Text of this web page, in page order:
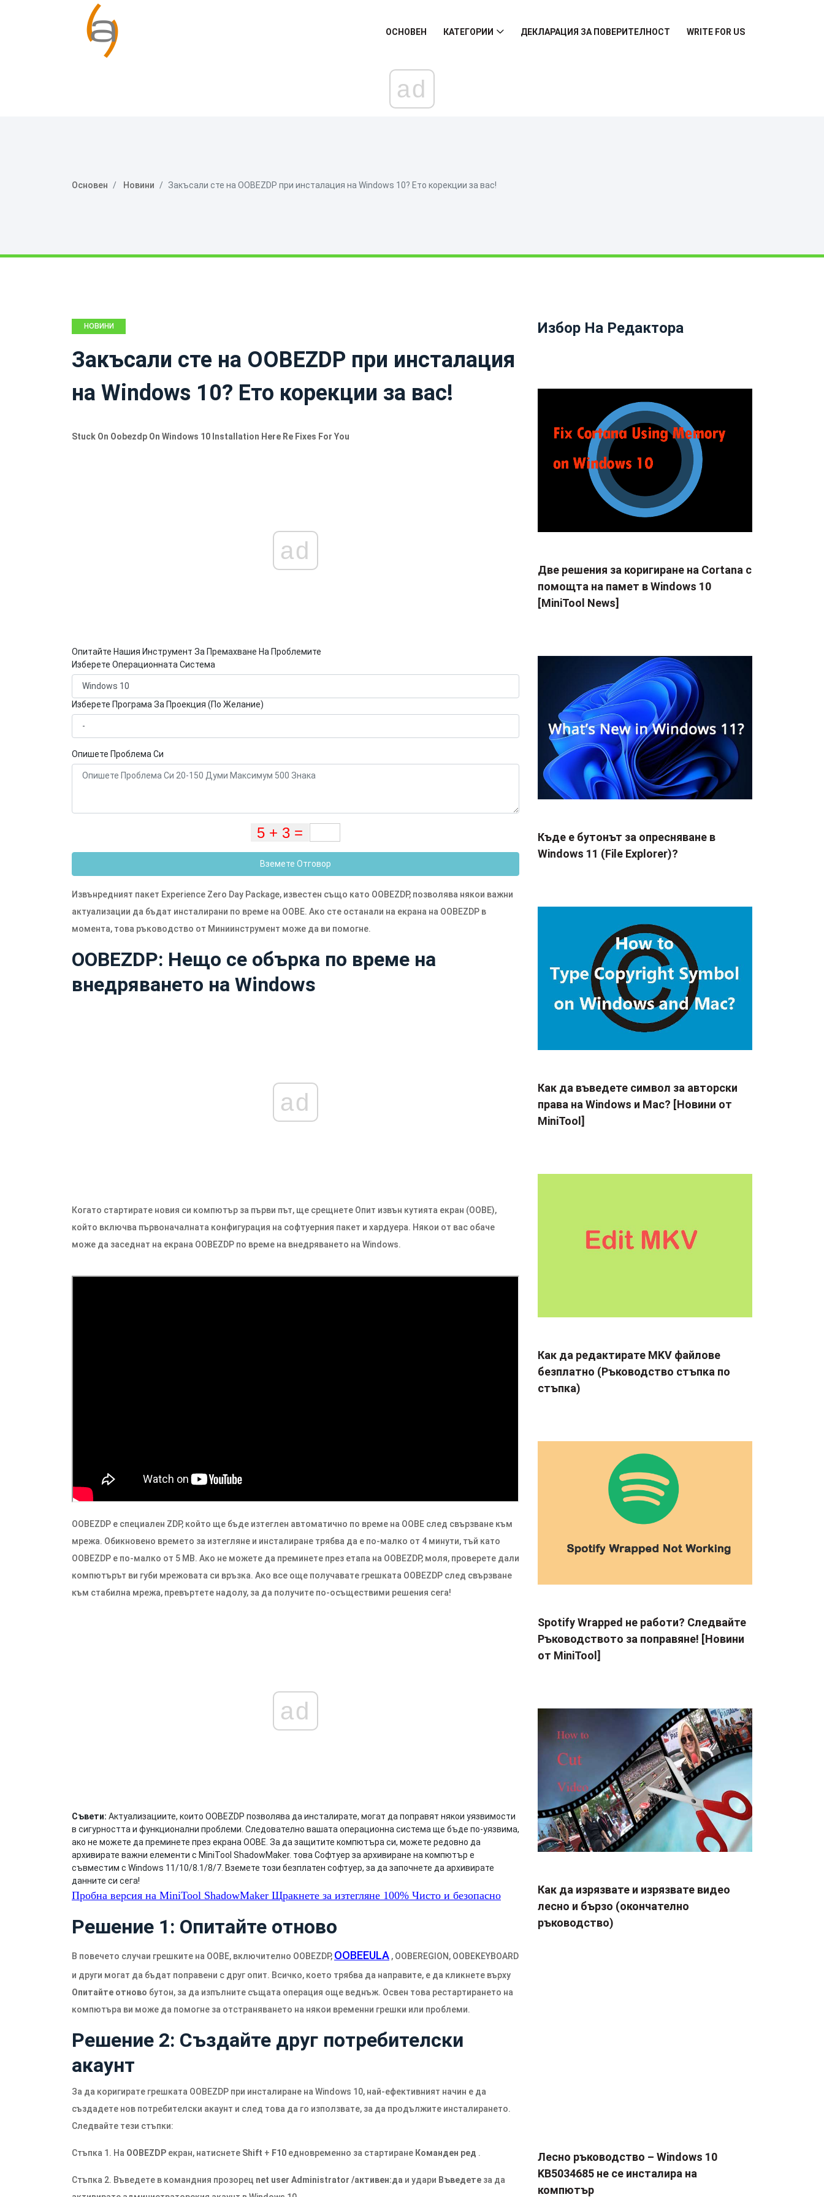
ОСНОВЕН КАТЕГОРИИ ДЕКЛАРАЦИЯ ЗА ПОВЕРИТЕЛНОСТ WRITE FOR US
ad
Основен Новини Закъсали сте на OOBEZDP при инсталация на Windows 10? Ето корекции за вас!
НОВИНИ
Закъсали сте на OOBEZDP при инсталация
на Windows 10? Ето корекции за вас!
Stuck On Oobezdp On Windows 10 Installation Here Re Fixes For You
ad
Опитайте Нашия Инструмент За Премахване На Проблемите
Изберете Операционната Система
Изберете Програма За Проекция (По Желание)
Опишете Проблема Си
Вземете Отговор
Извънредният пакет Experience Zero Day Package, известен също като OOBEZDP, позволява някои важни
актуализации да бъдат инсталирани по време на OOBE. Ако сте останали на екрана на OOBEZDP в
момента, това ръководство от Миниинструмент може да ви помогне.
OOBEZDP: Нещо се обърка по време на
внедряването на Windows
ad
Когато стартирате новия си компютър за първи път, ще срещнете Опит извън кутията екран (OOBE),
който включва първоначалната конфигурация на софтуерния пакет и хардуера. Някои от вас обаче
може да заседнат на екрана OOBEZDP по време на внедряването на Windows.
OOBEZDP е специален ZDP, който ще бъде изтеглен автоматично по време на OOBE след свързване към
мрежа. Обикновено времето за изтегляне и инсталиране трябва да е по-малко от 4 минути, тъй като
OOBEZDP е по-малко от 5 MB. Ако не можете да преминете през етапа на OOBEZDP, моля, проверете дали
компютърът ви губи мрежовата си връзка. Ако все още получавате грешката OOBEZDP след свързване
към стабилна мрежа, превъртете надолу, за да получите по-осъществими решения сега!
ad
Съвети: Актуализациите, които OOBEZDP позволява да инсталирате, могат да поправят някои уязвимости
в сигурността и функционални проблеми. Следователно вашата операционна система ще бъде по-уязвима,
ако не можете да преминете през екрана OOBE. За да защитите компютъра си, можете редовно да
архивирате важни елементи с MiniTool ShadowMaker. това Софтуер за архивиране на компютър е
съвместим с Windows 11/10/8.1/8/7. Вземете този безплатен софтуер, за да започнете да архивирате
данните си сега!
Пробна версия на MiniTool ShadowMaker Щракнете за изтегляне 100% Чисто и безопасно
Решение 1: Опитайте отново
В повечето случаи грешките на OOBE, включително OOBEZDP, OOBEEULA , OOBEREGION, OOBEKEYBOARD
и други могат да бъдат поправени с друг опит. Всичко, което трябва да направите, е да кликнете върху
Опитайте отново бутон, за да изпълните същата операция още веднъж. Освен това рестартирането на
компютъра ви може да помогне за отстраняването на някои временни грешки или проблеми.
Решение 2: Създайте друг потребителски
акаунт
За да коригирате грешката OOBEZDP при инсталиране на Windows 10, най-ефективният начин е да
създадете нов потребителски акаунт и след това да го използвате, за да продължите инсталирането.
Следвайте тези стъпки:
Стъпка 1. На OOBEZDP екран, натиснете Shift + F10 едновременно за стартиране Команден ред .
Стъпка 2. Въведете в командния прозорец net user Administrator /активен:да и удари Въведете за да
Избор На Редактора
Две решения за коригиране на Cortana с
помощта на памет в Windows 10
[MiniTool News]
Къде е бутонът за опресняване в
Windows 11 (File Explorer)?
Как да въведете символ за авторски
права на Windows и Mac? [Новини от
MiniTool]
Как да редактирате MKV файлове
безплатно (Ръководство стъпка по
стъпка)
Spotify Wrapped не работи? Следвайте
Ръководството за поправяне! [Новини
от MiniTool]
Как да изрязвате и изрязвате видео
лесно и бързо (окончателно
ръководство)
Лесно ръководство – Windows 10
KB5034685 не се инсталира на
компютър